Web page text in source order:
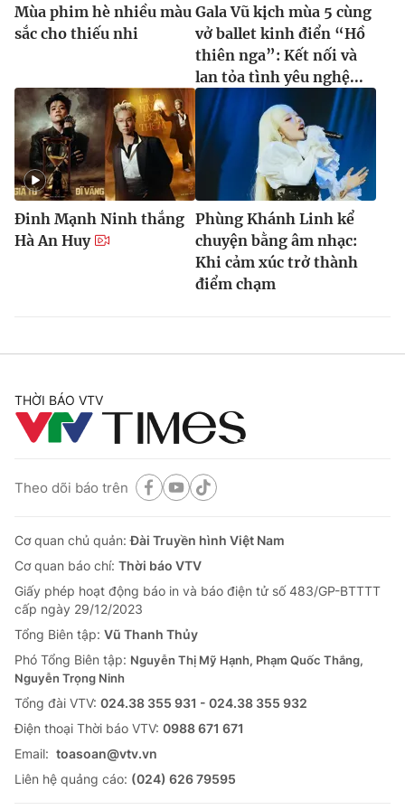
Ðiện thoại Thời báo VTV:024.66 897 897
Email:toasoan@vtv.vn
024-7300.7108
thông tin từ website này.
Mùa phim hè nhiều màu
sắc cho thiếu nhi
Gala Vũ kịch mùa 5 cùng
vở ballet kinh điển “Hồ
thiên nga”: Kết nối và
lan tỏa tình yêu nghệ...
Đinh Mạnh Ninh thắng
Hà An Huy
Phùng Khánh Linh kể
chuyện bằng âm nhạc:
Khi cảm xúc trở thành
điểm chạm
THỜI BÁO VTV
Theo dõi báo trên
Cơ quan chủ quản:Đài Truyền hình Việt Nam
Cơ quan báo chí: Thời báo VTV
Giấy phép hoạt động báo in và báo điện tử số 483/GP-BTTTT
cấp ngày 29/12/2023
Tổng Biên tập: Vũ Thanh Thủy
Phó Tổng Biên tập: Nguyễn Thị Mỹ Hạnh, Phạm Quốc Thắng,
Nguyễn Trọng Ninh
Tổng đài VTV: 024.38 355 931 - 024.38 355 932
Ðiện thoại Thời báo VTV: 0988 671 671
Email: toasoan@vtv.vn
Liên hệ quảng cáo: (024) 626 79595